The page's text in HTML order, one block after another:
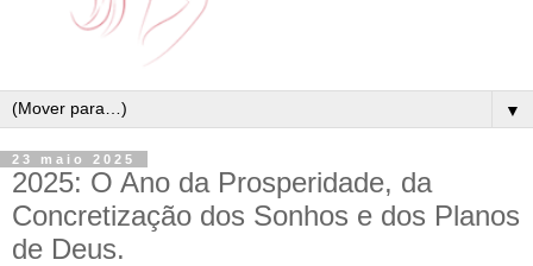
▼
23 maio 2025
2025: O Ano da Prosperidade, da
Concretização dos Sonhos e dos Planos
de Deus.